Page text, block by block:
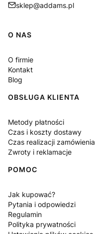
sklep@addams.pl
Linki w stopce
O NAS
O firmie
Kontakt
Blog
OBSŁUGA KLIENTA
Metody płatności
Czas i koszty dostawy
Czas realizacji zamówienia
Zwroty i reklamacje
POMOC
Jak kupować?
Pytania i odpowiedzi
Regulamin
Polityka prywatności